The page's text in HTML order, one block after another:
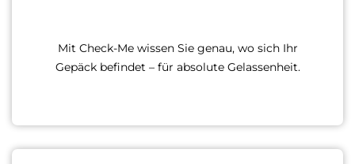
Mit Check-Me wissen Sie genau, wo sich Ihr
Gepäck befindet – für absolute Gelassenheit.